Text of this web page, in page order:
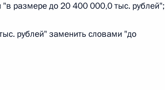
ФЗ
Федерации «О защите прав потребителей»
размере до 20 400 000,0 тыс. рублей";
рублей" заменить словами "до